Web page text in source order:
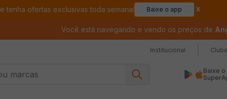
e tenha ofertas exclusivas toda semana! Baixe o app
Você está navegando e vendo os preços de
Institucional
Baixe o